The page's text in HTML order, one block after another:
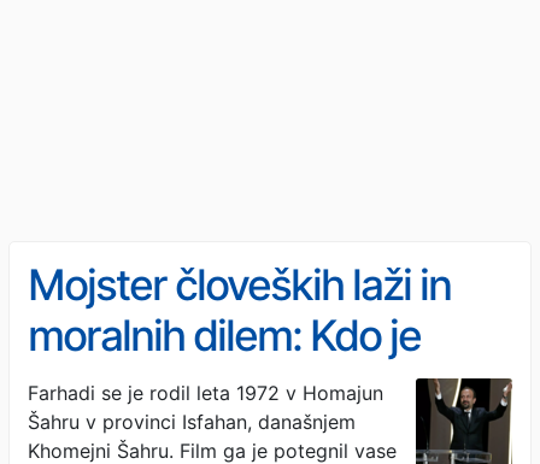
Mojster človeških laži in
moralnih dilem: Kdo je
dobitnik častnega srca
Sarajeva?
Farhadi se je rodil leta 1972 v Homajun
Šahru v provinci Isfahan, današnjem
Khomejni Šahru. Film ga je potegnil vase